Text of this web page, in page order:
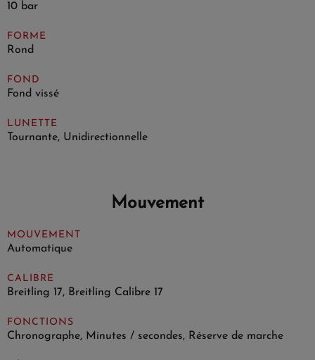
10 bar
FORME
Rond
FOND
Fond vissé
LUNETTE
Tournante, Unidirectionnelle
Mouvement
MOUVEMENT
Automatique
CALIBRE
Breitling 17, Breitling Calibre 17
FONCTIONS
Chronographe, Minutes / secondes, Réserve de marche